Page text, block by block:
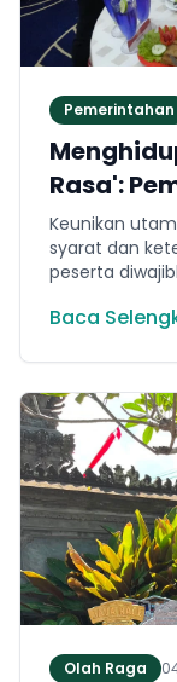
Pemerintahan
Rasa':
Lomba
Keunikan
syarat dan
peserta
Mustika
Indonesia, Ir.
historis
lokal yang
beragam,
Baca
Olah Raga